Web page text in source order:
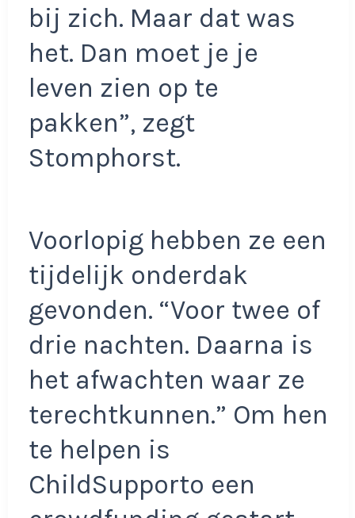
bij zich. Maar dat was
het. Dan moet je je
leven zien op te
pakken”, zegt
Stomphorst.
Voorlopig hebben ze een
tijdelijk onderdak
gevonden. “Voor twee of
drie nachten. Daarna is
het afwachten waar ze
terechtkunnen.” Om hen
te helpen is
ChildSupporto een